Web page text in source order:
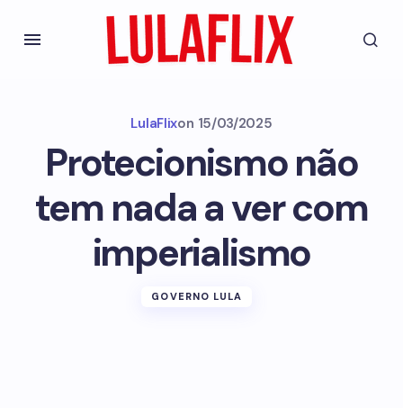
LulaFlixon 15/03/2025
Protecionismo não
tem nada a ver com
imperialismo
GOVERNO LULA